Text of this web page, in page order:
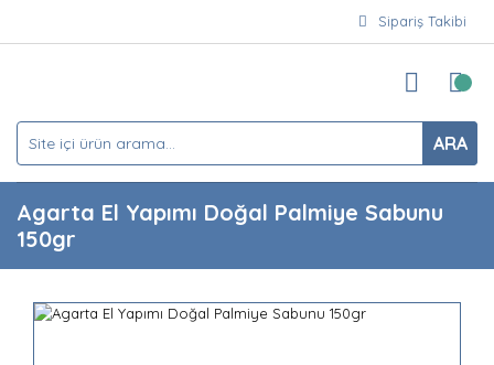
Sipariş Takibi
ARA
Agarta El Yapımı Doğal Palmiye Sabunu
150gr